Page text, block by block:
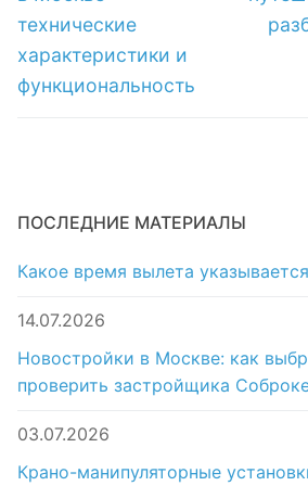
технические
характеристики и
функциональность
ПОСЛЕДНИЕ МАТЕРИАЛЫ
Какое время вылета
14.07.2026
Новостройки в Москве: как
проверить застройщика
03.07.2026
Крано-манипуляторные